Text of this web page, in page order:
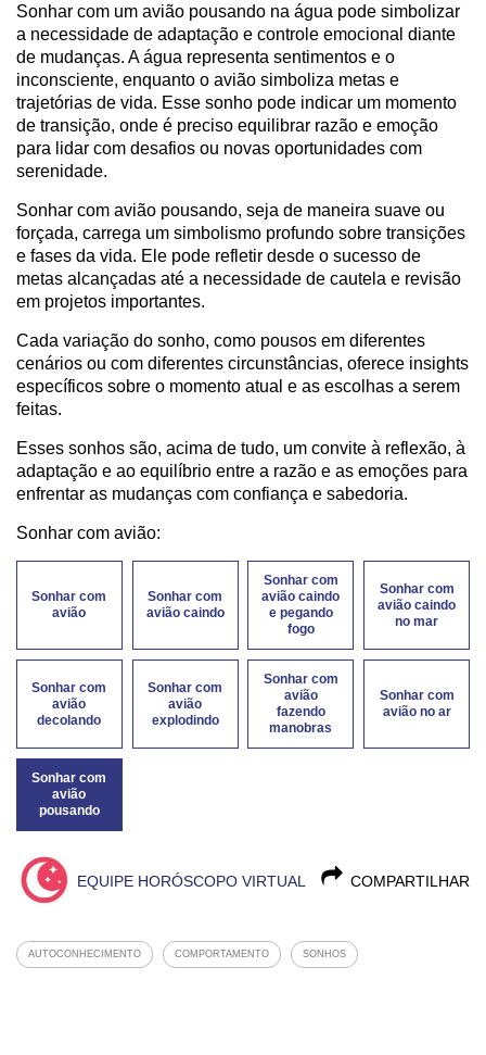
Sonhar com um avião pousando na água pode simbolizar
a necessidade de adaptação e controle emocional diante
de mudanças. A água representa sentimentos e o
inconsciente, enquanto o avião simboliza metas e
trajetórias de vida. Esse sonho pode indicar um momento
de transição, onde é preciso equilibrar razão e emoção
para lidar com desafios ou novas oportunidades com
serenidade.
Sonhar com avião pousando, seja de maneira suave ou
forçada, carrega um simbolismo profundo sobre transições
e fases da vida. Ele pode refletir desde o sucesso de
metas alcançadas até a necessidade de cautela e revisão
em projetos importantes.
Cada variação do sonho, como pousos em diferentes
cenários ou com diferentes circunstâncias, oferece insights
específicos sobre o momento atual e as escolhas a serem
feitas.
Esses sonhos são, acima de tudo, um convite à reflexão, à
adaptação e ao equilíbrio entre a razão e as emoções para
enfrentar as mudanças com confiança e sabedoria.
Sonhar com avião:
Sonhar com
avião
Sonhar com
avião caindo
Sonhar com
avião caindo
e pegando
fogo
Sonhar com
avião caindo
no mar
Sonhar com
avião
decolando
Sonhar com
avião
explodindo
Sonhar com
avião
fazendo
manobras
Sonhar com
avião no ar
Sonhar com
avião
pousando
COMPARTILHAR
EQUIPE HORÓSCOPO VIRTUAL
AUTOCONHECIMENTO COMPORTAMENTO SONHOS